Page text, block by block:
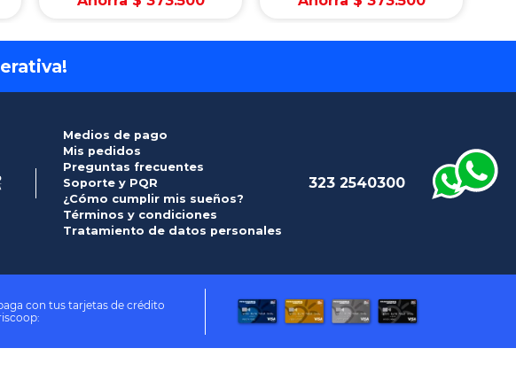
Medios de pago
Mis pedidos
Preguntas frecuentes
Soporte y PQR
¿Cómo cumplir mis sueños?
Términos y condiciones
Tratamiento de datos personales
323 2540300
con tus tarjetas de crédito